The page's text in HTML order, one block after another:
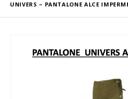
UNIVERS – PANTALONE ALCE